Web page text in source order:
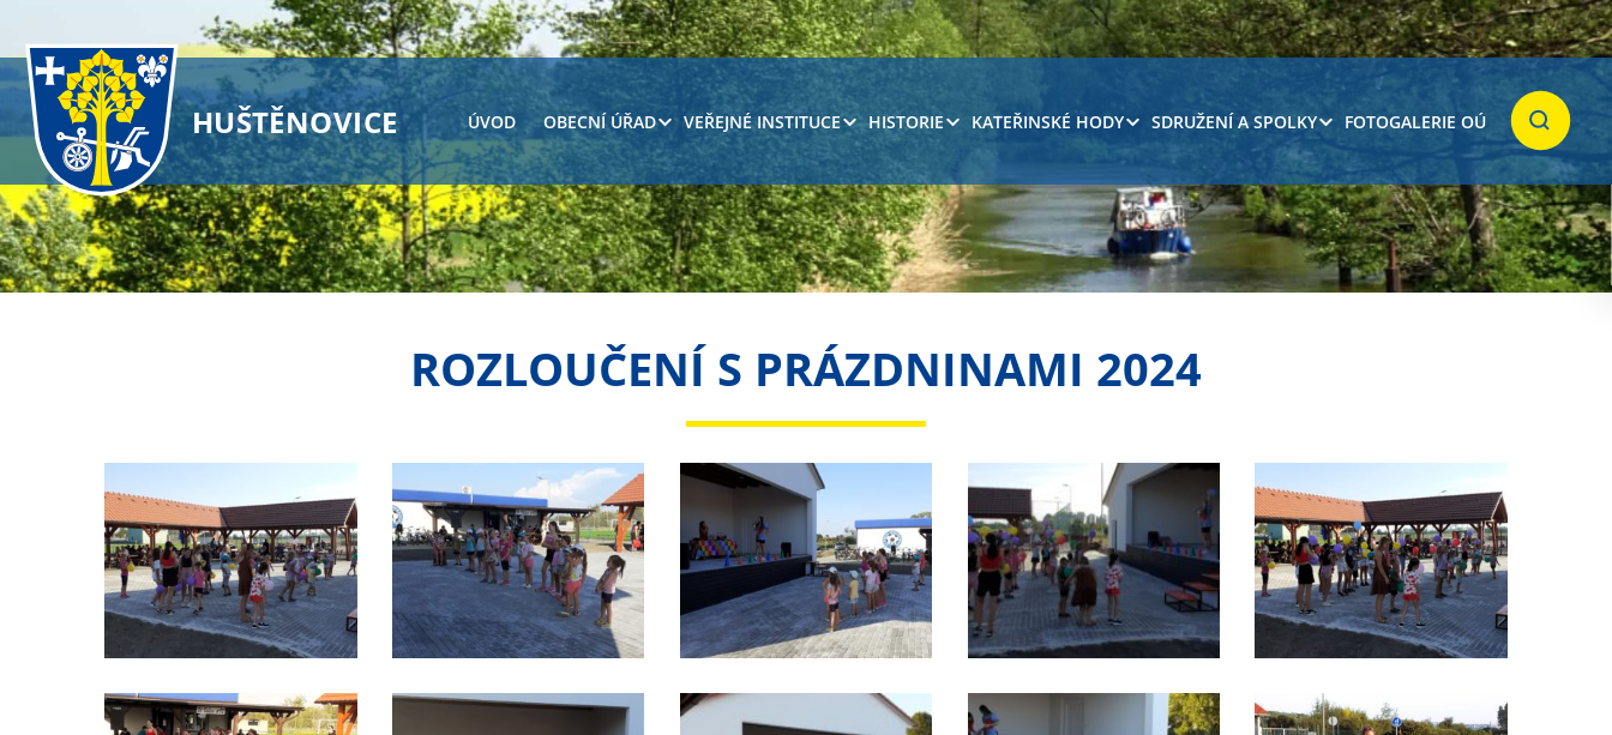
HUŠTĚNOVICE ÚVOD OBECNÍ ÚŘAD VEŘEJNÉ INSTITUCE HISTORIE KATEŘINSKÉ HODY SDRUŽENÍ A SPOLKY FOTOGALERIE OÚ
Hledat
ROZLOUČENÍ S PRÁZDNINAMI 2024